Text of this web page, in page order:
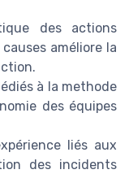
des actions
améliore la
à la methode
des équipes
liés aux
des incidents